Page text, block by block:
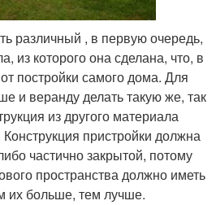
различный , в первую очередь,
из которого она сделана, что, в
постройки самого дома. Для
и веранду делать такую же, так
из другого материала
пристройки должна
частично закрытой, потому
пространства должно иметь
их больше, тем лучше.